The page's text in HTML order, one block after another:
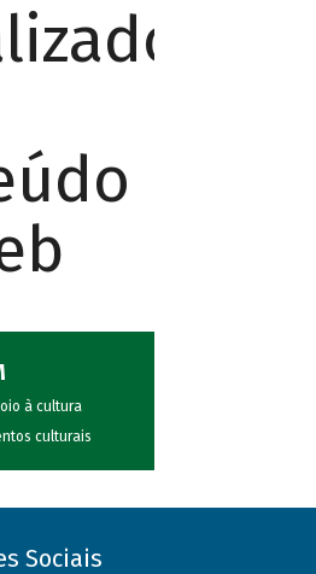
à cultura
culturais
Sociais